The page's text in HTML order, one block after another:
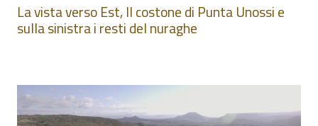
La vista verso Est, Il costone di Punta Unossi e
sulla sinistra i resti del nuraghe